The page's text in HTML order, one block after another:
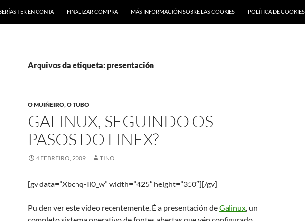
TER EN CONTA FINALIZAR COMPRA MÁS INFORMACIÓN SOBRE LAS COOKIES POLÍTICA DE COOKIES
Arquivos da etiqueta: presentación
O MUIÑEIRO,O TUBO
GALINUX, SEGUINDO OS
PASOS DO LINEX?
4 FEBREIRO, 2009 TINO
[gv data=”Xbchq-Il0_w” width=”425″ height=”350″][/gv]
Puiden ver este vídeo recentemente. É a presentación deGalinux, un